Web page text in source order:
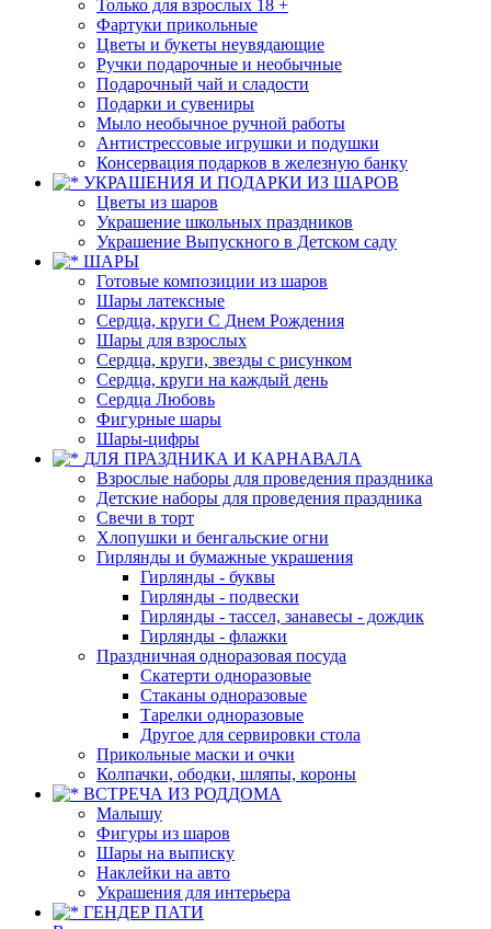
Только для взрослых 18 +
Фартуки прикольные
Цветы и букеты неувядающие
Ручки подарочные и необычные
Подарочный чай и сладости
Подарки и сувениры
Мыло необычное ручной работы
Антистрессовые игрушки и подушки
Консервация подарков в железную банку
УКРАШЕНИЯ И ПОДАРКИ ИЗ ШАРОВ
Цветы из шаров
Украшение школьных праздников
Украшение Выпускного в Детском саду
ШАРЫ
Готовые композиции из шаров
Шары латексные
Сердца, круги С Днем Рождения
Шары для взрослых
Сердца, круги, звезды с рисунком
Сердца, круги на каждый день
Сердца Любовь
Фигурные шары
Шары-цифры
ДЛЯ ПРАЗДНИКА И КАРНАВАЛА
Взрослые наборы для проведения праздника
Детские наборы для проведения праздника
Свечи в торт
Хлопушки и бенгальские огни
Гирлянды и бумажные украшения
Гирлянды - буквы
Гирлянды - подвески
Гирлянды - тассел, занавесы - дождик
Гирлянды - флажки
Праздничная одноразовая посуда
Скатерти одноразовые
Стаканы одноразовые
Тарелки одноразовые
Другое для сервировки стола
Прикольные маски и очки
Колпачки, ободки, шляпы, короны
ВСТРЕЧА ИЗ РОДДОМА
Малышу
Фигуры из шаров
Шары на выписку
Наклейки на авто
Украшения для интерьера
ГЕНДЕР ПАТИ